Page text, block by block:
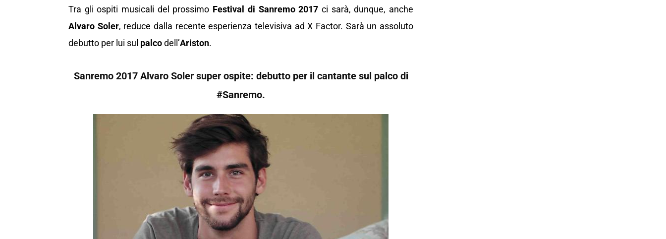
Tra gli ospiti musicali del prossimo Festival di Sanremo 2017 ci sarà, dunque, anche
Alvaro Soler, reduce dalla recente esperienza televisiva ad X Factor. Sarà un assoluto
debutto per lui sul palcodell’Ariston.
Sanremo 2017 Alvaro Soler super ospite: debutto per il cantante sul palco di
#Sanremo.